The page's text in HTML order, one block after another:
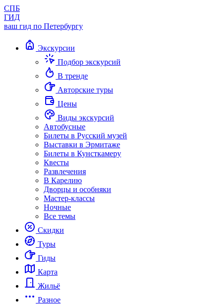
СПБ
ГИД
ваш гид по Петербургу
Экскурсии
Подбор экскурсий
В тренде
Авторские туры
Цены
Виды экскурсий
Автобусные
Билеты в Русский музей
Выставки в Эрмитаже
Билеты в Кунсткамеру
Квесты
Развлечения
В Карелию
Дворцы и особняки
Мастер-классы
Ночные
Все темы
Скидки
Туры
Гиды
Карта
Жильё
Разное